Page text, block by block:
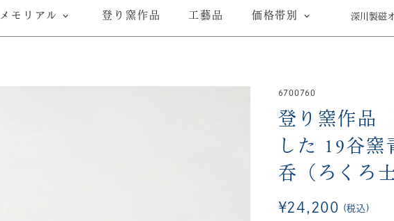
ポット／急須／土瓶
オツカレサマ、
ワタシ
草花折枝白抜紋
節目の御祝
eギフト
メモリアル 登り窯作品 工藝品 価格帯別 深川製磁
6700760
登り窯作品
した 19谷
呑（ろくろ
¥24,200 税込